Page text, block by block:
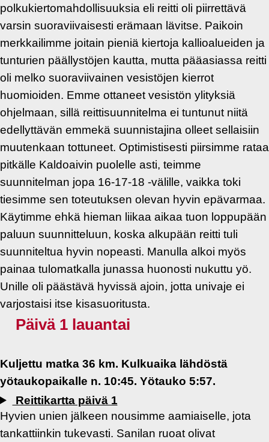
polkukiertomahdollisuuksia eli reitti oli piirrettävä
varsin suoraviivaisesti erämaan lävitse. Paikoin
merkkailimme joitain pieniä kiertoja kallioalueiden ja
tunturien päällystöjen kautta, mutta pääasiassa reitti
oli melko suoraviivainen vesistöjen kierrot
huomioiden. Emme ottaneet vesistön ylityksiä
ohjelmaan, sillä reittisuunnitelma ei tuntunut niitä
edellyttävän emmekä suunnistajina olleet sellaisiin
muutenkaan tottuneet. Optimistisesti piirsimme rataa
pitkälle Kaldoaivin puolelle asti, teimme
suunnitelman jopa 16-17-18 -välille, vaikka toki
tiesimme sen toteutuksen olevan hyvin epävarmaa.
Käytimme ehkä hieman liikaa aikaa tuon loppupään
paluun suunnitteluun, koska alkupään reitti tuli
suunniteltua hyvin nopeasti. Manulla alkoi myös
painaa tulomatkalla junassa huonosti nukuttu yö.
Unille oli päästävä hyvissä ajoin, jotta univaje ei
varjostaisi itse kisasuoritusta.
Päivä 1 lauantai
Kuljettu matka 36 km. Kulkuaika lähdöstä
yötaukopaikalle n. 10:45. Yötauko 5:57.
Reittikartta päivä 1
Hyvien unien jälkeen nousimme aamiaiselle, jota
tankattiinkin tukevasti. Sanilan ruoat olivat